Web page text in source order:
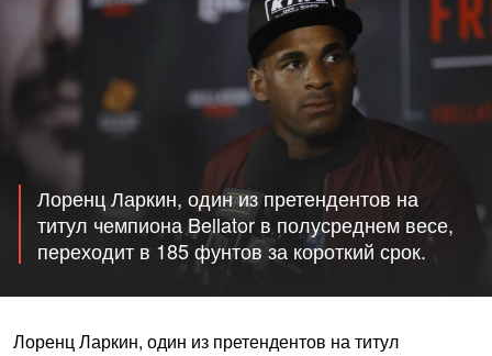
Лоренц Ларкин, один из претендентов на
титул чемпиона Bellator в полусреднем весе,
переходит в 185 фунтов за короткий срок.
Лоренц Ларкин, один из претендентов на титул